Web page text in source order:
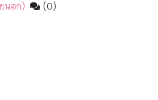
นอก)
(0)